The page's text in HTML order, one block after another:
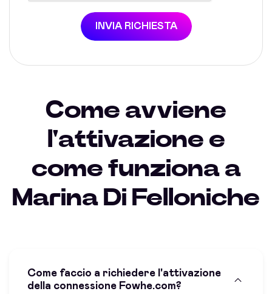
INVIA RICHIESTA
Come avviene
l'attivazione e
come funziona a
Marina Di Felloniche
Come faccio a richiedere l'attivazione
della connessione Fowhe.com?